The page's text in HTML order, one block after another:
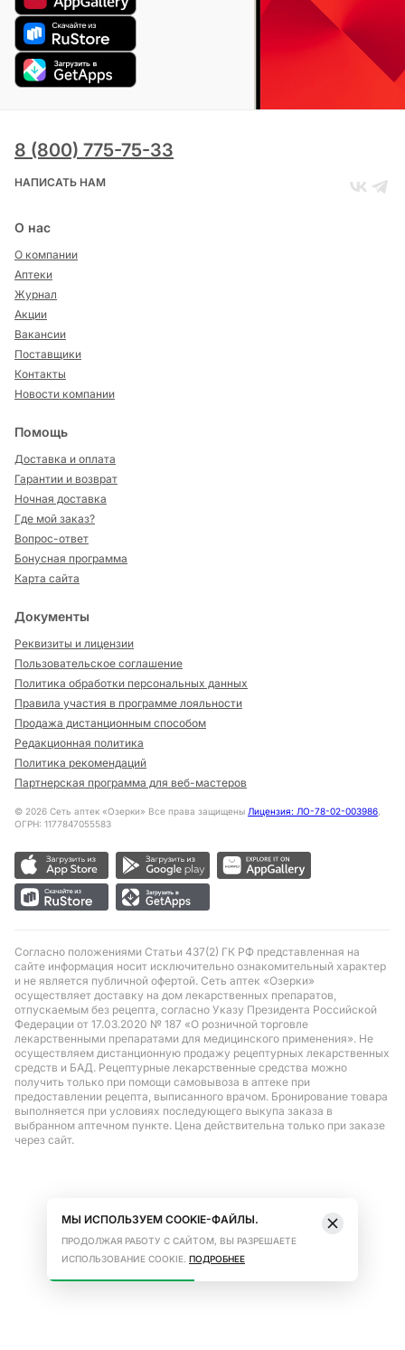
8 (800) 775-75-33
НАПИСАТЬ НАМ
О нас
О компании
Аптеки
Журнал
Акции
Вакансии
Поставщики
Контакты
Новости компании
Помощь
Доставка и оплата
Гарантии и возврат
Ночная доставка
Где мой заказ?
Вопрос-ответ
Бонусная программа
Карта сайта
Документы
Реквизиты и лицензии
Пользовательское соглашение
Политика обработки персональных данных
Правила участия в программе лояльности
Продажа дистанционным способом
Редакционная политика
Политика рекомендаций
Партнерская программа для веб-мастеров
© 2026 Сеть аптек «Озерки» Все права защищены Лицензия: ЛО-78-02-003986,
ОГРН: 1177847055583
Согласно положениями Статьи 437(2) ГК РФ представленная на
сайте информация носит исключительно ознакомительный характер
и не является публичной офертой. Сеть аптек «Озерки»
осуществляет доставку на дом лекарственных препаратов,
отпускаемым без рецепта, согласно Указу Президента Российской
Федерации от 17.03.2020 № 187 «О розничной торговле
лекарственными препаратами для медицинского применения». Не
осуществляем дистанционную продажу рецептурных лекарственных
средств и БАД. Рецептурные лекарственные средства можно
получить только при помощи самовывоза в аптеке при
предоставлении рецепта, выписанного врачом. Бронирование товара
выполняется при условиях последующего выкупа заказа в
выбранном аптечном пункте. Цена действительна только при заказе
через сайт.
МЫ ИСПОЛЬЗУЕМ COOKIE-ФАЙЛЫ.
ПРОДОЛЖАЯ РАБОТУ С САЙТОМ, ВЫ РАЗРЕШАЕТЕ
ИСПОЛЬЗОВАНИЕ COOKIE. ПОДРОБНЕЕ